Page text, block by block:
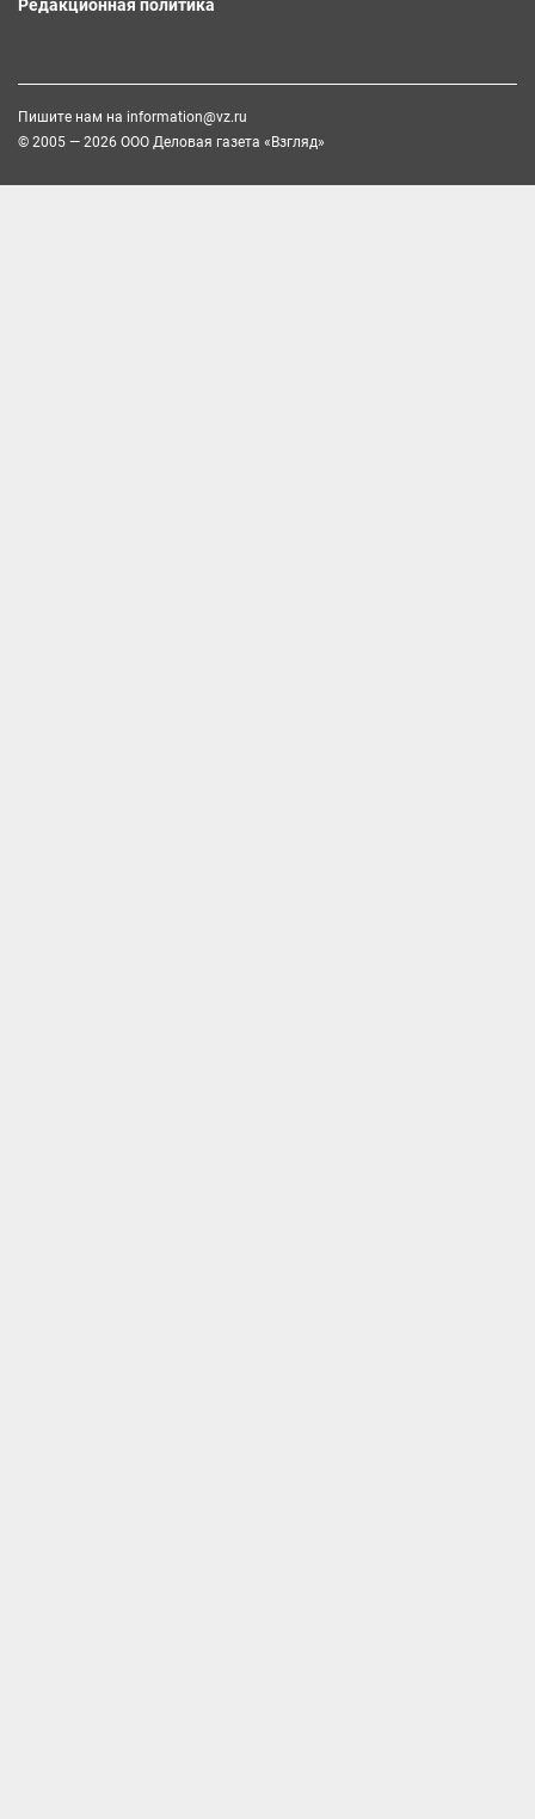
Редакционная политика
Пишите нам на information@vz.ru
© 2005 — 2026 ООО Деловая газета «Взгляд»